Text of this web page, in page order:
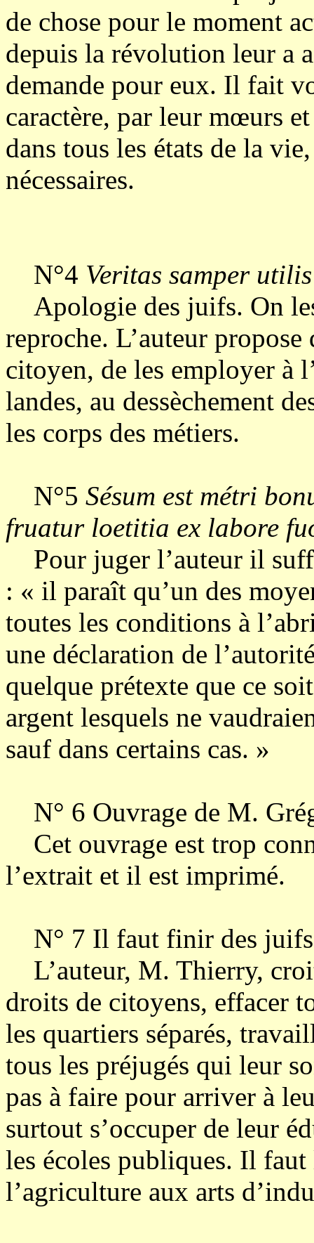
de chose pour le moment
depuis la révolution leur a
demande pour eux. Il fait
caractère, par leur mœurs
dans tous les états de la
nécessaires.
N°4 Veritas samper utilis
Apologie des juifs. On
reproche. L’auteur
citoyen, de les employer à
landes, au dessèchement
les corps des métiers.
N°5 Sésum est métri
fruatur loetitia ex labore
Pour juger l’auteur il
: « il paraît qu’un des
toutes les conditions à
une déclaration de
quelque prétexte que ce
argent lesquels ne
sauf dans certains cas. »
N° 6 Ouvrage de M.
Cet ouvrage est trop
l’extrait et il est imprimé.
N° 7 Il faut finir des juifs
L’auteur, M. Thierry,
droits de citoyens, effacer
les quartiers séparés,
tous les préjugés qui leur
pas à faire pour arriver à
surtout s’occuper de leur
les écoles publiques. Il faut
l’agriculture aux arts